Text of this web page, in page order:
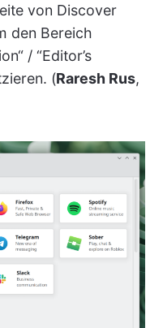
von Discover
den Bereich
/ “Editor’s
(Raresh Rus,